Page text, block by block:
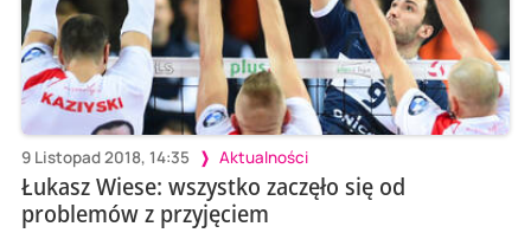
9 Listopad 2018, 14:35 Aktualności
Łukasz Wiese: wszystko zaczęło się od
problemów z przyjęciem